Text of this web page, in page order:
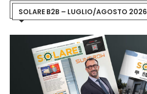
SOLARE B2B – LUGLIO/AGOSTO 2026